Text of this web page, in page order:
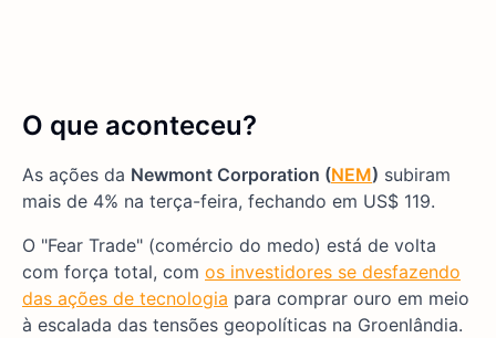
O que aconteceu?
As ações da Newmont Corporation (NEM) subiram
mais de 4% na terça-feira, fechando em US$ 119.
O "Fear Trade" (comércio do medo) está de volta
com força total, com os investidores se desfazendo
das ações de tecnologia para comprar ouro em meio
à escalada das tensões geopolíticas na Groenlândia.